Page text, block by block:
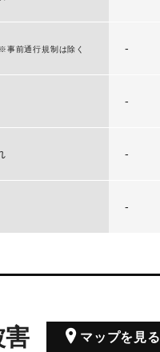
※事前通行規制は除く -
-
-
-
マップを見る